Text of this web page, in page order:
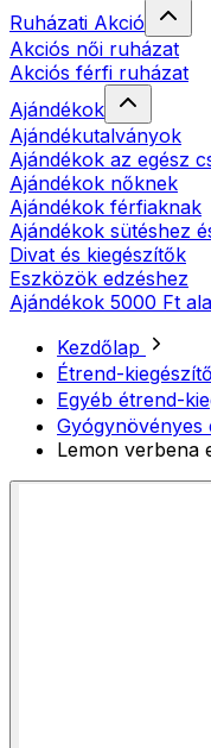
Ruházati Akció
Akciós női ruházat
Akciós férfi ruházat
Ajándékok
Ajándékutalványok
Ajándékok az egész
Ajándékok nőknek
Ajándékok férfiaknak
Ajándékok sütéshez
Divat és kiegészítők
Eszközök edzéshez
Ajándékok 5000 Ft
Kezdőlap
Étrend-
Egyéb étrend-
Gyógynövényes
Lemon verbena